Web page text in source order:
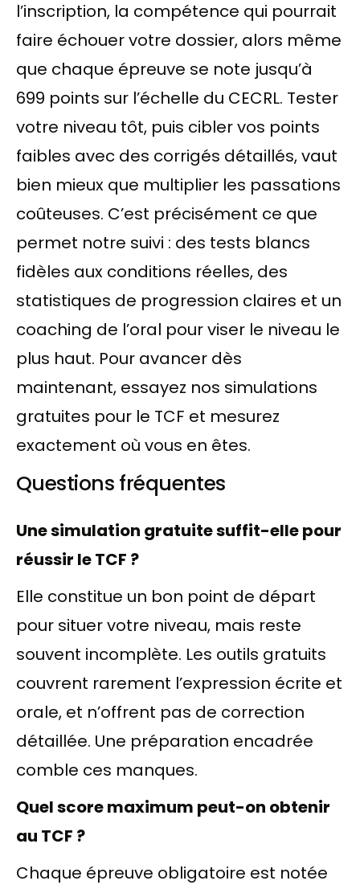
l’inscription, la compétence qui pourrait
faire échouer votre dossier, alors même
que chaque épreuve se note jusqu’à
699 points sur l’échelle du CECRL. Tester
votre niveau tôt, puis cibler vos points
faibles avec des corrigés détaillés, vaut
bien mieux que multiplier les passations
coûteuses. C’est précisément ce que
permet notre suivi : des tests blancs
fidèles aux conditions réelles, des
statistiques de progression claires et un
coaching de l’oral pour viser le niveau le
plus haut. Pour avancer dès
maintenant, essayez nos simulations
gratuites pour le TCF et mesurez
exactement où vous en êtes.
Questions fréquentes
Une simulation gratuite suffit-elle pour
réussir le TCF ?
Elle constitue un bon point de départ
pour situer votre niveau, mais reste
souvent incomplète. Les outils gratuits
couvrent rarement l’expression écrite et
orale, et n’offrent pas de correction
détaillée. Une préparation encadrée
comble ces manques.
Quel score maximum peut-on obtenir
au TCF ?
Chaque épreuve obligatoire est notée